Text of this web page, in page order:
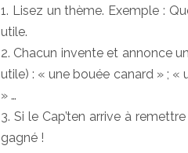
1. Lisez un thème. Exemple :
utile.
2. Chacun invente et annonce
utile) : « une bouée canard » ;
» …
3. Si le Cap’ten arrive à
gagné !